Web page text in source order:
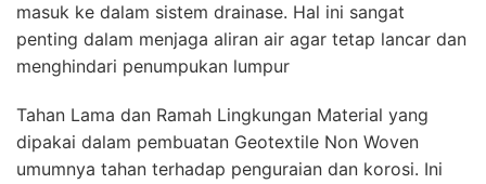
masuk ke dalam sistem drainase. Hal ini sangat
penting dalam menjaga aliran air agar tetap lancar dan
menghindari penumpukan lumpur
Tahan Lama dan Ramah Lingkungan Material yang
dipakai dalam pembuatan Geotextile Non Woven
umumnya tahan terhadap penguraian dan korosi. Ini